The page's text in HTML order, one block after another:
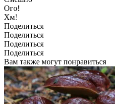
Ого!
Хм!
Поделиться
Поделиться
Поделиться
Поделиться
Вам также могут понравиться